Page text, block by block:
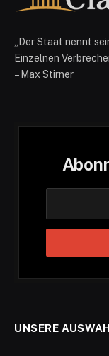
„Der Staat nennt
Einzelnen
– Max Stirner
UNSERE